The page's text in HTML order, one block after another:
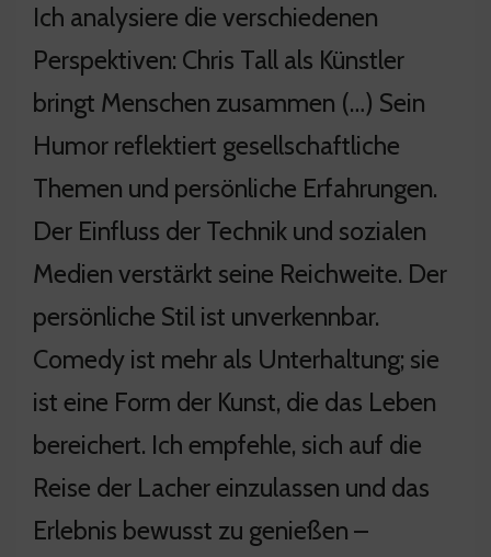
Ich analysiere die verschiedenen
Perspektiven: Chris Tall als Künstler
bringt Menschen zusammen (…) Sein
Humor reflektiert gesellschaftliche
Themen und persönliche Erfahrungen.
Der Einfluss der Technik und sozialen
Medien verstärkt seine Reichweite. Der
persönliche Stil ist unverkennbar.
Comedy ist mehr als Unterhaltung; sie
ist eine Form der Kunst, die das Leben
bereichert. Ich empfehle, sich auf die
Reise der Lacher einzulassen und das
Erlebnis bewusst zu genießen –